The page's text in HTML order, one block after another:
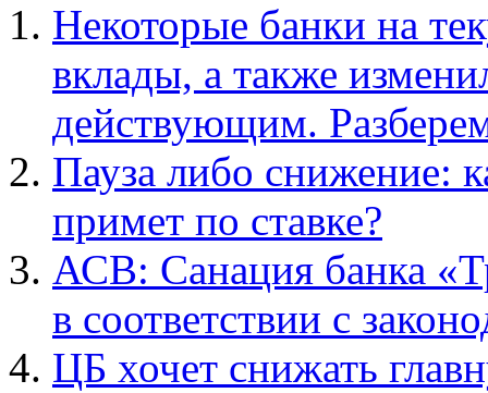
Некоторые банки на
вклады, а также
действующим.
Пауза либо снижение:
примет по ставке?
АСВ: Санация банка
в соответствии с
ЦБ хочет снижать